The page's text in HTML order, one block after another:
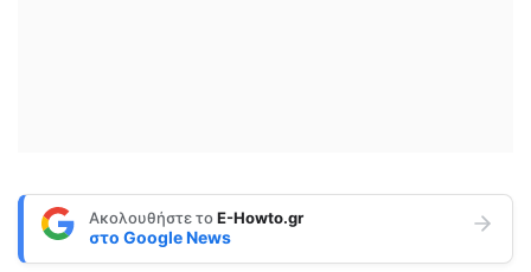
Ακολουθήστε τοE-Howto.gr
στο Google News